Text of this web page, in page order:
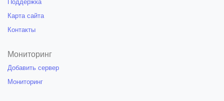
Поддержка
Карта сайта
Контакты
Мониторинг
Добавить сервер
Мониторинг